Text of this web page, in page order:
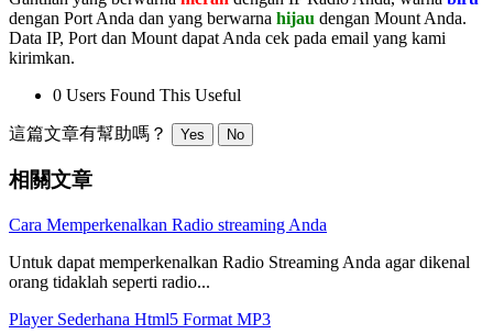
dengan Port Anda dan yang berwarna hijau dengan Mount Anda.
Data IP, Port dan Mount dapat Anda cek pada email yang kami
kirimkan.
0 Users Found This Useful
這篇文章有幫助嗎？ Yes No
相關文章
Cara Memperkenalkan Radio streaming Anda
Untuk dapat memperkenalkan Radio Streaming Anda agar dikenal
orang tidaklah seperti radio...
Player Sederhana Html5 Format MP3